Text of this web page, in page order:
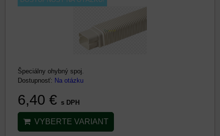
Špeciálny ohybný spoj.
Dostupnosť: Na otázku
6,40 € s DPH
VYBERTE VARIANT